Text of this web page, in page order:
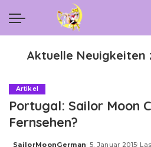
Aktuelle Neuigkeiten
Artikel
Portugal: Sailor Moon
Fernsehen?
SailorMoonGerman 5. Januar 2015